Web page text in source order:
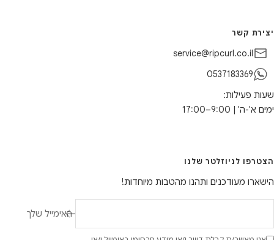
יצירת קשר
service@ripcurl.co.il
0537183369
שעות פעילות:
ימים א'-ה' | 9:00–17:00
הצטרפו לניוזלטר שלנו
הישארו מעודכנים ותהנו מהטבות מיוחדות!
האימייל שלך